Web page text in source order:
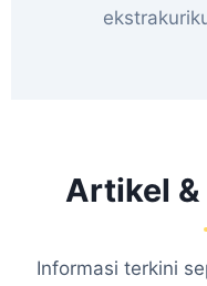
Artikel &
Informasi terkini